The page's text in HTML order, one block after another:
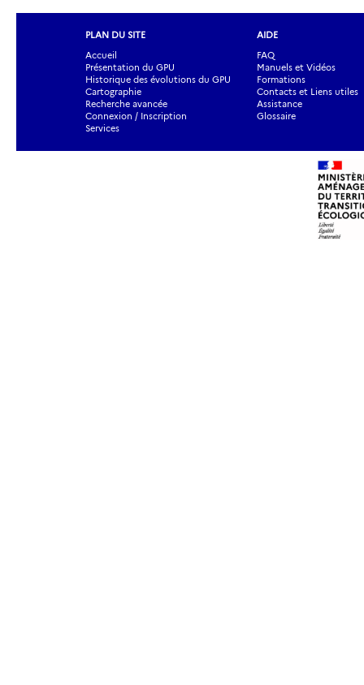
PLAN DU SITE
Accueil
Présentation du GPU
Historique des évolutions du GPU
Cartographie
Recherche avancée
Connexion / Inscription
Services
AIDE
FAQ
Manuels et Vidéos
Formations
Contacts et Liens utiles
Assistance
Glossaire